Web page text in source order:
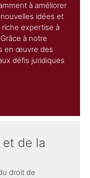
à améliorer
idées et
expertise à
à notre
en œuvre des
défis juridiques
et de la
droit de